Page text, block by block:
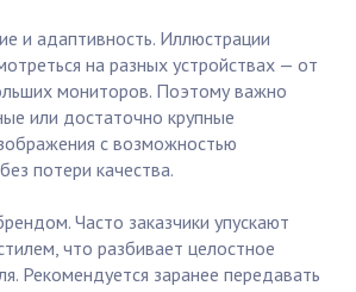
и адаптивность. Иллюстрации
на разных устройствах — от
мониторов. Поэтому важно
или достаточно крупные
с возможностью
потери качества.
Часто заказчики упускают
что разбивает целостное
Рекомендуется заранее передавать